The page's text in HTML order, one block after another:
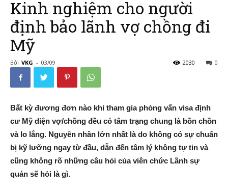
Đến
Kinh nghiệm cho người
định bảo lãnh vợ chồng đi
Mỹ
Bởi VKG - 03/09 0
2030
Bất kỳ đương đơn nào khi tham gia phỏng vấn visa định
cư Mỹ diện vợ/chồng đều có tâm trạng chung là bồn chồn
và lo lắng. Nguyên nhân lớn nhất là do không có sự chuẩn
bị kỹ lưỡng ngay từ đầu, dẫn đến tâm lý không tự tin và
cũng không rõ những câu hỏi của viên chức Lãnh sự
quán sẽ hỏi là gì.